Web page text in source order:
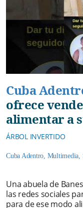
Cuba
ofrece
alimentar a
ÁRBOL INVERTIDO
Cuba Adentro Multimedia
Una abuela de
las redes sociales
para de ese modo